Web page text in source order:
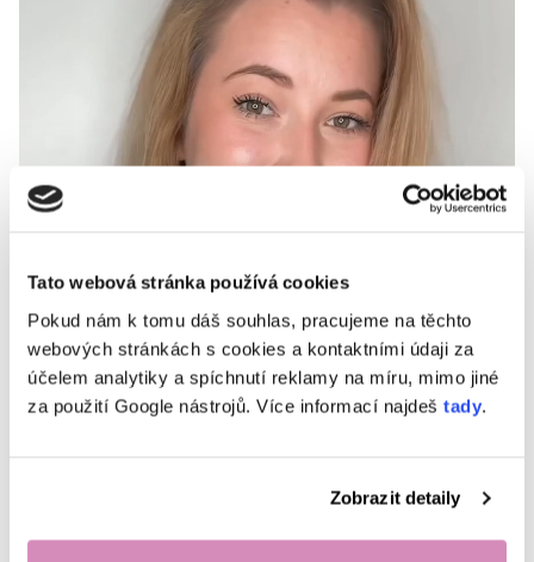
Tato webová stránka používá cookies
Pokud nám k tomu dáš souhlas, pracujeme na těchto
webových stránkách s cookies a kontaktními údaji za
účelem analytiky a spíchnutí reklamy na míru, mimo jiné
za použití Google nástrojů. Více informací najdeš tady.
Zobrazit detaily